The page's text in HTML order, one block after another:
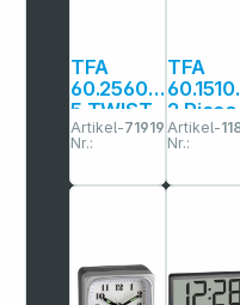
TFA
60.2560.1
5 TWIST
grau
Funkwec
ker
Artikel-
Nr.:
719196
TFA
2 Picco
Funk
Wecker
Artikel-
Nr.: